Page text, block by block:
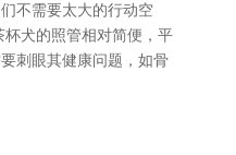
不需要太大的行动空
犬的照管相对简便，平
刺眼其健康问题，如骨